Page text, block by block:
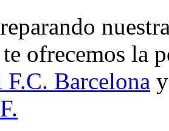
ofrecemos la
Barcelona